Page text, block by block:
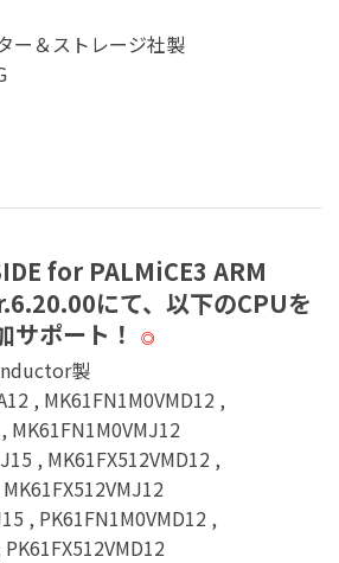
ー＆ストレージ社製
for PALMiCE3 ARM
にて、以下のCPUを
サポート！
◎
製
, MK61FN1M0VMD12 ,
MK61FN1M0VMJ12
, MK61FX512VMD12 ,
, PK61FN1M0VMD12 ,